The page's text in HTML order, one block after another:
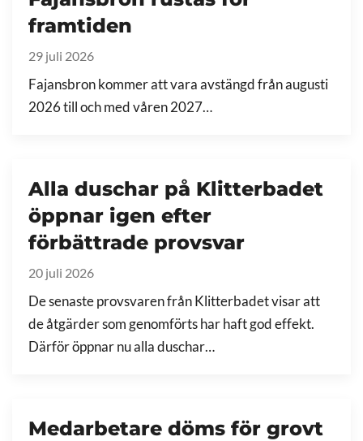
framtiden
29 juli 2026
Fajansbron kommer att vara avstängd från augusti
2026 till och med våren 2027…
Alla duschar på Klitterbadet
öppnar igen efter
förbättrade provsvar
20 juli 2026
De senaste provsvaren från Klitterbadet visar att
de åtgärder som genomförts har haft god effekt.
Därför öppnar nu alla duschar…
Medarbetare döms för grovt